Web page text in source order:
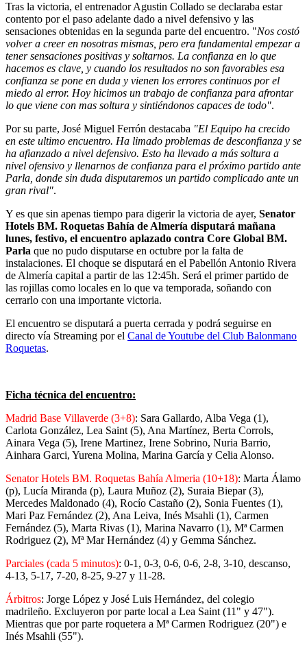
Tras la victoria, el entrenador Agustin Collado se declaraba estar
contento por el paso adelante dado a nivel defensivo y las
sensaciones obtenidas en la segunda parte del encuentro. "Nos costó
volver a creer en nosotras mismas, pero era fundamental empezar a
tener sensaciones positivas y soltarnos. La confianza en lo que
hacemos es clave, y cuando los resultados no son favorables esa
confianza se pone en duda y vienen los errores continuos por el
miedo al error. Hoy hicimos un trabajo de confianza para afrontar
lo que viene con mas soltura y sintiéndonos capaces de todo".
Por su parte, José Miguel Ferrón destacaba "El Equipo ha crecido
en este ultimo encuentro. Ha limado problemas de desconfianza y se
ha afianzado a nivel defensivo. Esto ha llevado a más soltura a
nivel ofensivo y llenarnos de confianza para el próximo partido ante
Parla, donde sin duda disputaremos un partido complicado ante un
gran rival".
Y es que sin apenas tiempo para digerir la victoria de ayer, Senator
Hotels BM. Roquetas Bahía de Almería disputará mañana
lunes, festivo, el encuentro aplazado contra Core Global BM.
Parla que no pudo disputarse en octubre por la falta de
instalaciones. El choque se disputará en el Pabellón Antonio Rivera
de Almería capital a partir de las 12:45h. Será el primer partido de
las rojillas como locales en lo que va temporada, soñando con
cerrarlo con una importante victoria.
El encuentro se disputará a puerta cerrada y podrá seguirse en
directo vía Streaming por el Canal de Youtube del Club Balonmano
Roquetas.
Ficha técnica del encuentro:
Madrid Base Villaverde (3+8): Sara Gallardo, Alba Vega (1),
Carlota González, Lea Saint (5), Ana Martínez, Berta Corrols,
Ainara Vega (5), Irene Martinez, Irene Sobrino, Nuria Barrio,
Ainhara Garci, Yurena Molina, Marina García y Celia Alonso.
Senator Hotels BM. Roquetas Bahía Almeria (10+18): Marta Álamo
(p), Lucía Miranda (p), Laura Muñoz (2), Suraia Biepar (3),
Mercedes Maldonado (4), Rocío Castaño (2), Sonia Fuentes (1),
Mari Paz Fernández (2), Ana Leiva, Inés Msahli (1), Carmen
Fernández (5), Marta Rivas (1), Marina Navarro (1), Mª Carmen
Rodriguez (2), Mª Mar Hernández (4) y Gemma Sánchez.
Parciales (cada 5 minutos): 0-1, 0-3, 0-6, 0-6, 2-8, 3-10, descanso,
4-13, 5-17, 7-20, 8-25, 9-27 y 11-28.
Árbitros: Jorge López y José Luis Hernández, del colegio
madrileño. Excluyeron por parte local a Lea Saint (11" y 47").
Mientras que por parte roquetera a Mª Carmen Rodriguez (20") e
Inés Msahli (55").